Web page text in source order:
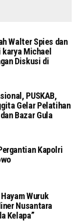
Walter Spies dan
Michael
Diskusi di
PUSKAB,
Gelar Pelatihan
Bazar Gula
Kapolri
Wuruk
Nusantara
Kelapa”